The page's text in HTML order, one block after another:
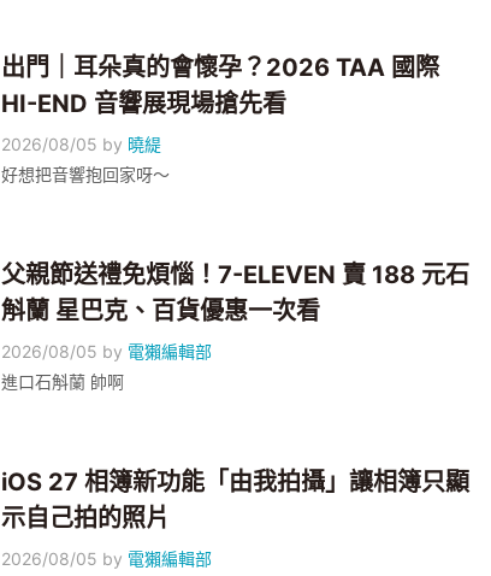
出門｜耳朵真的會懷孕？2026 TAA 國際
HI-END 音響展現場搶先看
2026/08/05 by 曉緹
好想把音響抱回家呀～
父親節送禮免煩惱！7-ELEVEN 賣 188 元石
斛蘭 星巴克、百貨優惠一次看
2026/08/05 by 電獺編輯部
進口石斛蘭 帥啊
iOS 27 相簿新功能「由我拍攝」讓相簿只顯
示自己拍的照片
2026/08/05 by 電獺編輯部